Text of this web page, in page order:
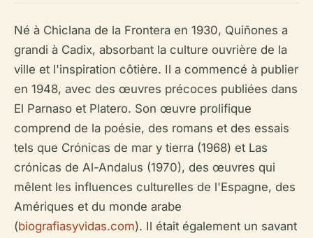
Né à Chiclana de la Frontera en 1930, Quiñones a
grandi à Cadix, absorbant la culture ouvrière de la
ville et l'inspiration côtière. Il a commencé à publier
en 1948, avec des œuvres précoces publiées dans
El Parnaso et Platero. Son œuvre prolifique
comprend de la poésie, des romans et des essais
tels que Crónicas de mar y tierra (1968) et Las
crónicas de Al-Andalus (1970), des œuvres qui
mêlent les influences culturelles de l'Espagne, des
Amériques et du monde arabe
(biografiasyvidas.com). Il était également un savant